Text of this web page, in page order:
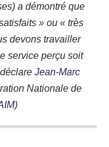
a démontré que
» ou « très
devons travailler
service perçu soit
Jean-Marc
Nationale de
)